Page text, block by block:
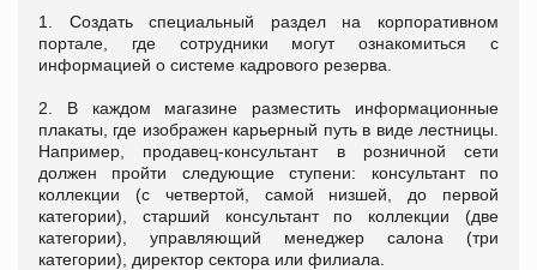
1. Создать специальный раздел на корпоративном
портале, где сотрудники могут ознакомиться с
информацией о системе кадрового резерва.
2. В каждом магазине разместить информационные
плакаты, где изображен карьерный путь в виде лестницы.
Например, продавец-консультант в розничной сети
должен пройти следующие ступени: консультант по
коллекции (с четвертой, самой низшей, до первой
категории), старший консультант по коллекции (две
категории), управляющий менеджер салона (три
категории), директор сектора или филиала.